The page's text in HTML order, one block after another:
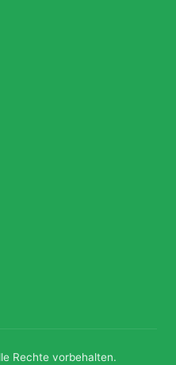
Rechte vorbehalten.